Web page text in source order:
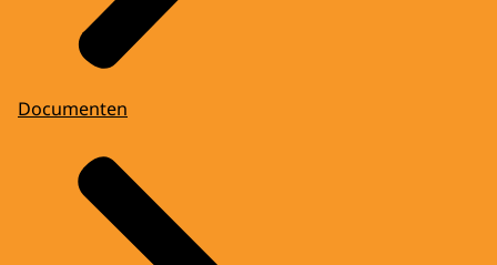
Documenten